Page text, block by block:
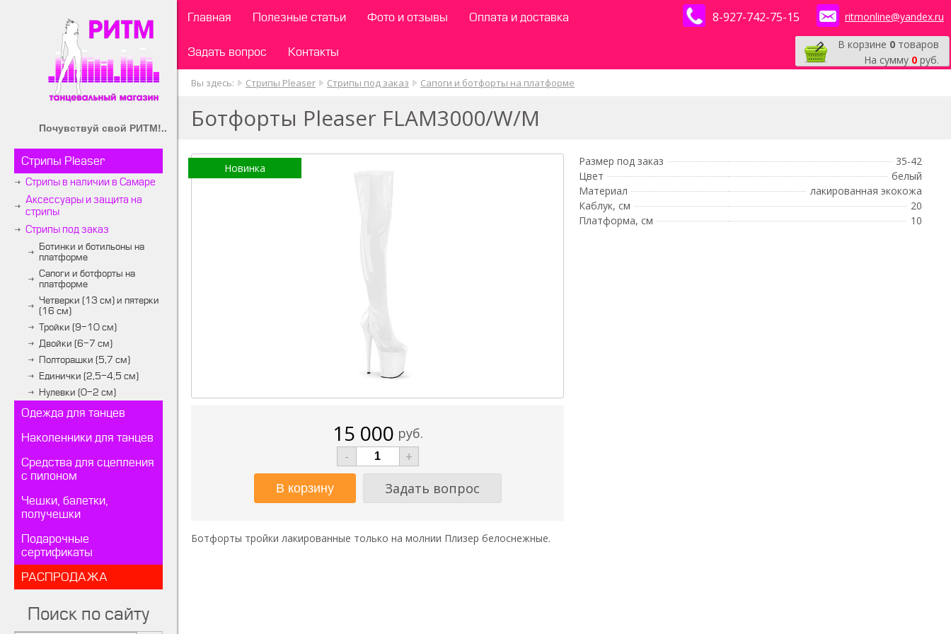
Почувствуй свой РИТМ!..
Стрипы Pleaser
Стрипы в наличии в Самаре
Аксессуары и защита на
стрипы
Стрипы под заказ
Ботинки и ботильоны на
платформе
Сапоги и ботфорты на
платформе
Четверки (13 см) и пятерки
(16 см)
Тройки (9-10 см)
Двойки (6-7 см)
Полторашки (5,7 см)
Единички (2,5-4,5 см)
Нулевки (0-2 см)
Одежда для танцев
Наколенники для танцев
Средства для сцепления
с пилоном
Чешки, балетки,
получешки
Подарочные
сертификаты
РАСПРОДАЖА
Поиск по сайту
Главная Полезные статьи Фото и отзывы Оплата и доставка
Задать вопрос Контакты
8-927-742-75-15 ritmonline@yandex.ru
В корзине 0 товаров
На сумму 0 руб.
Вы здесь: Стрипы Pleaser Стрипы под заказ Сапоги и ботфорты на платформе
Ботфорты Pleaser FLAM3000/W/M
Новинка
15 000 руб.
-
+
Задать вопрос
Размер под заказ
35-42
Цвет
белый
Материал
лакированная экокожа
Каблук, см
20
Платформа, см
10
Ботфорты тройки лакированные только на молнии Плизер белоснежные.